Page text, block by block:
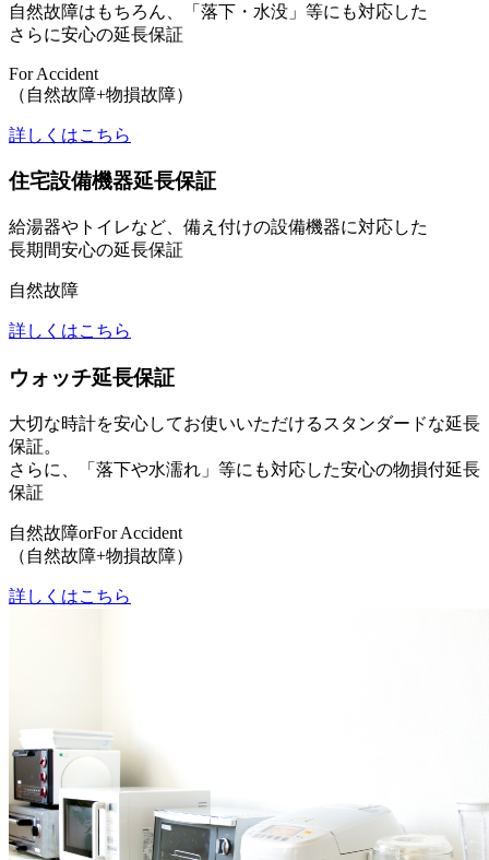
自然故障はもちろん、「落下・水没」等にも対応した
さらに安心の延長保証
For Accident
（自然故障+物損故障）
詳しくはこちら
住宅設備機器延長保証
給湯器やトイレなど、備え付けの設備機器に対応した
長期間安心の延長保証
自然故障
詳しくはこちら
ウォッチ延長保証
大切な時計を安心してお使いいただけるスタンダードな延長
保証。
さらに、「落下や水濡れ」等にも対応した安心の物損付延長
保証
自然故障orFor Accident
（自然故障+物損故障）
詳しくはこちら